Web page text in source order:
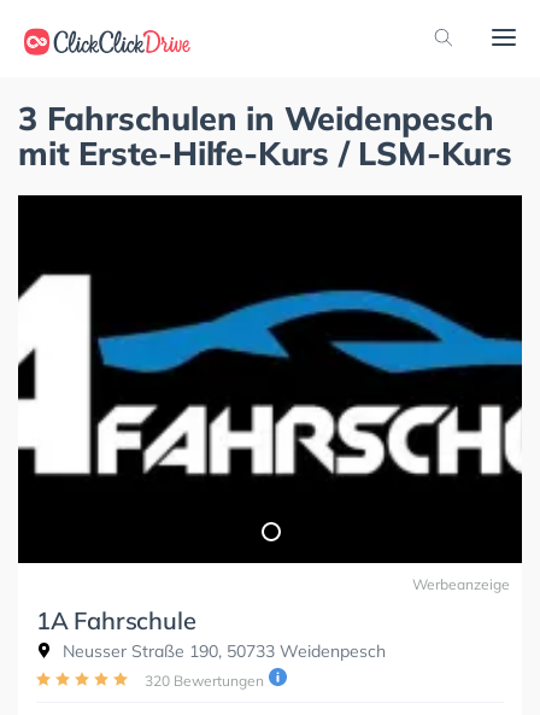
3 Fahrschulen in Weidenpesch
mit Erste-Hilfe-Kurs / LSM-Kurs
Werbeanzeige
1A Fahrschule
Neusser Straße 190, 50733 Weidenpesch
320 Bewertungen